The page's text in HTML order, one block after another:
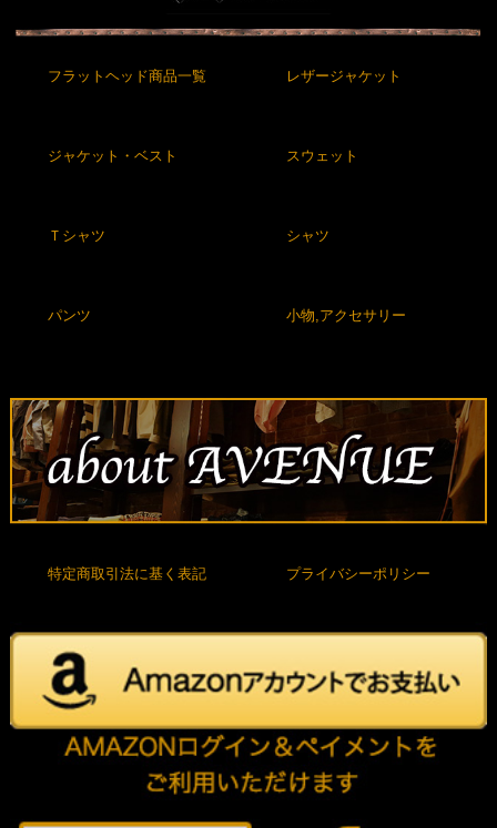
フラットヘッド商品一覧 レザージャケット
ジャケット・ベスト スウェット
Ｔシャツ シャツ
パンツ 小物,アクセサリー
特定商取引法に基く表記 プライバシーポリシー